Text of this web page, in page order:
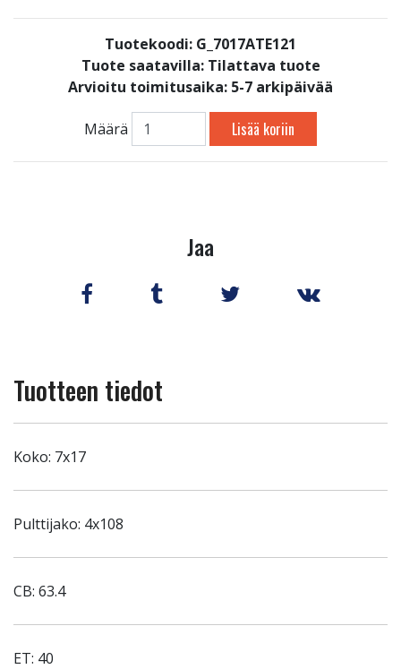
Tuotekoodi: G_7017ATE121
Tuote saatavilla: Tilattava tuote
Arvioitu toimitusaika: 5-7 arkipäivää
Määrä Lisää koriin
Jaa
Tuotteen tiedot
Koko: 7x17
Pulttijako: 4x108
CB: 63.4
ET: 40